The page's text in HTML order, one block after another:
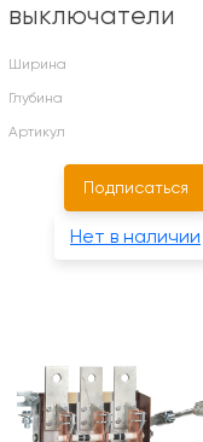
выключатели
Ширина
Глубина
Артикул
Подписаться
Нет в наличии